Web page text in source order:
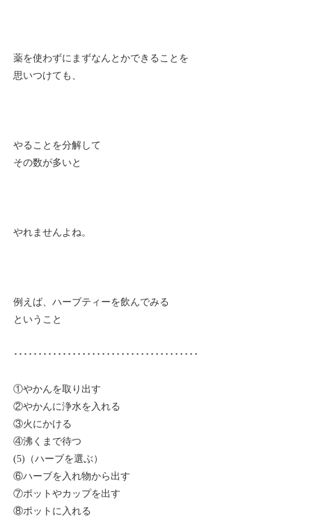
薬を使わずにまずなんとかできることを
思いつけても、
やることを分解して
その数が多いと
やれませんよね。
例えば、ハーブティーを飲んでみる
ということ
･･････････････････････････････････････
①やかんを取り出す
②やかんに浄水を入れる
③火にかける
④沸くまで待つ
(5)（ハーブを選ぶ）
⑥ハーブを入れ物から出す
⑦ポットやカップを出す
⑧ポットに入れる